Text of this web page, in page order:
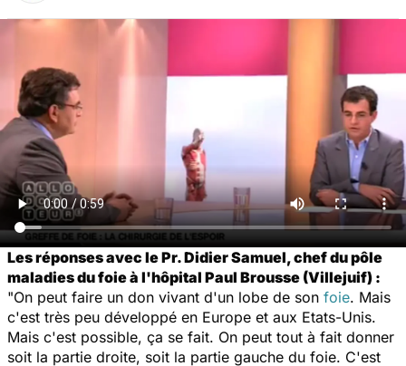
Les réponses avec le Pr. Didier Samuel, chef du pôle
maladies du foie à l'hôpital Paul Brousse (Villejuif) :
"On peut faire un don vivant d'un lobe de son foie. Mais
c'est très peu développé en Europe et aux Etats-Unis.
Mais c'est possible, ça se fait. On peut tout à fait donner
soit la partie droite, soit la partie gauche du foie. C'est